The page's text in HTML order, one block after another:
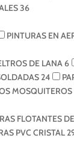
36
PINTURAS EN
DE LANA6
24
MOSQUITEROS
FLOTANTES
PVC CRISTAL